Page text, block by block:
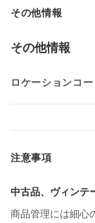
その他情報
その他情報
ロケーションコー
注意事項
中古品、ヴィンテ
商品管理には細心